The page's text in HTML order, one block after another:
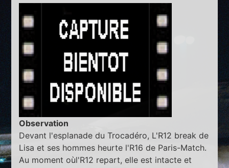
Observation
Devant l'esplanade du Trocadéro, L'R12 break de
Lisa et ses hommes heurte l'R16 de Paris-Match.
Au moment oùl'R12 repart, elle est intacte et